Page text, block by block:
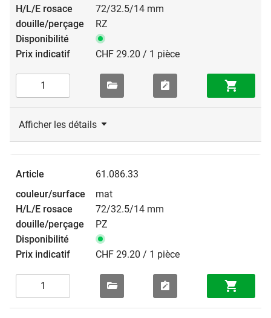
72/32.5/14 mm
RZ
CHF 29.20 / 1 pièce
Afficher les détails
61.086.33
mat
72/32.5/14 mm
PZ
CHF 29.20 / 1 pièce